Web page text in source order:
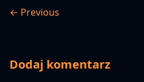
← Previous
Dodaj komentarz